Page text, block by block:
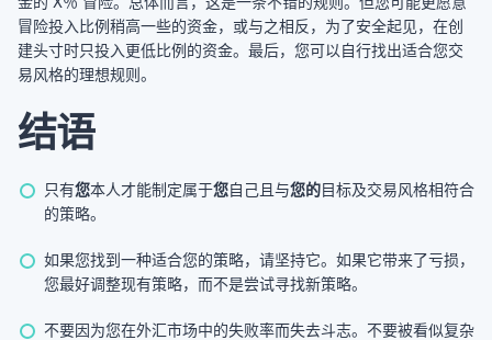
冒险投入比例稍高一些的资金，或与之相反，为了安全起见，在创
建头寸时只投入更低比例的资金。最后，您可以自行找出适合您交
易风格的理想规则。
结语
只有您本人才能制定属于您自己且与您的目标及交易风格相符合
的策略。
如果您找到一种适合您的策略，请坚持它。如果它带来了亏损，
您最好调整现有策略，而不是尝试寻找新策略。
不要因为您在外汇市场中的失败率而失去斗志。不要被看似复杂